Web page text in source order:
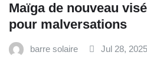
Maïga de nouveau
pour malversations
barre solaire Jul 28, 2025